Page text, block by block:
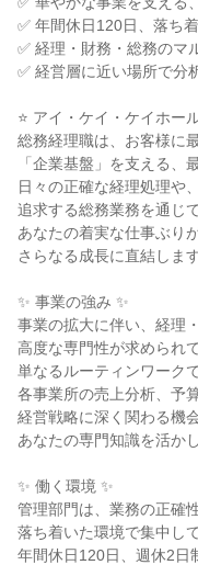
✅ 年間休日120日、落ち
✅ 経理・財務・総務のマ
✅ 経営層に近い場所で分
⭐ アイ・ケイ・ケイホー
総務経理職は、お客様に
「企業基盤」を支える、
日々の正確な経理処理や
追求する総務業務を通じ
あなたの着実な仕事ぶり
さらなる成長に直結します
✨ 事業の強み ✨
事業の拡大に伴い、経理
高度な専門性が求められ
単なるルーティンワーク
各事業所の売上分析、予
経営戦略に深く関わる機
あなたの専門知識を活か
✨ 働く環境 ✨
管理部門は、業務の正確
落ち着いた環境で集中し
年間休日120日、週休2日